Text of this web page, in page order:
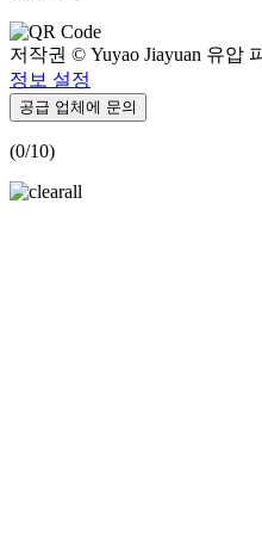
저작권 © Yuyao Jiayuan 유압
정보 설정
공급 업체에 문의
(0/10)